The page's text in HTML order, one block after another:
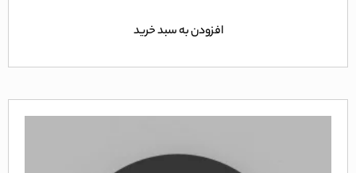
افزودن به سبد خرید